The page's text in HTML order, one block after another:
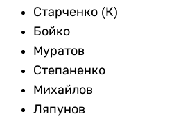
Старченко (К)
Бойко
Муратов
Степаненко
Михайлов
Ляпунов